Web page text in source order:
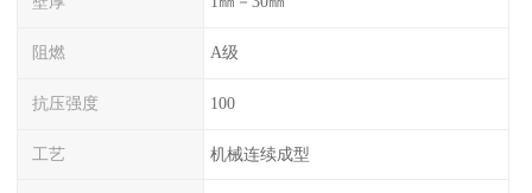
阻燃 A级
抗压强度 100
工艺 机械连续成型